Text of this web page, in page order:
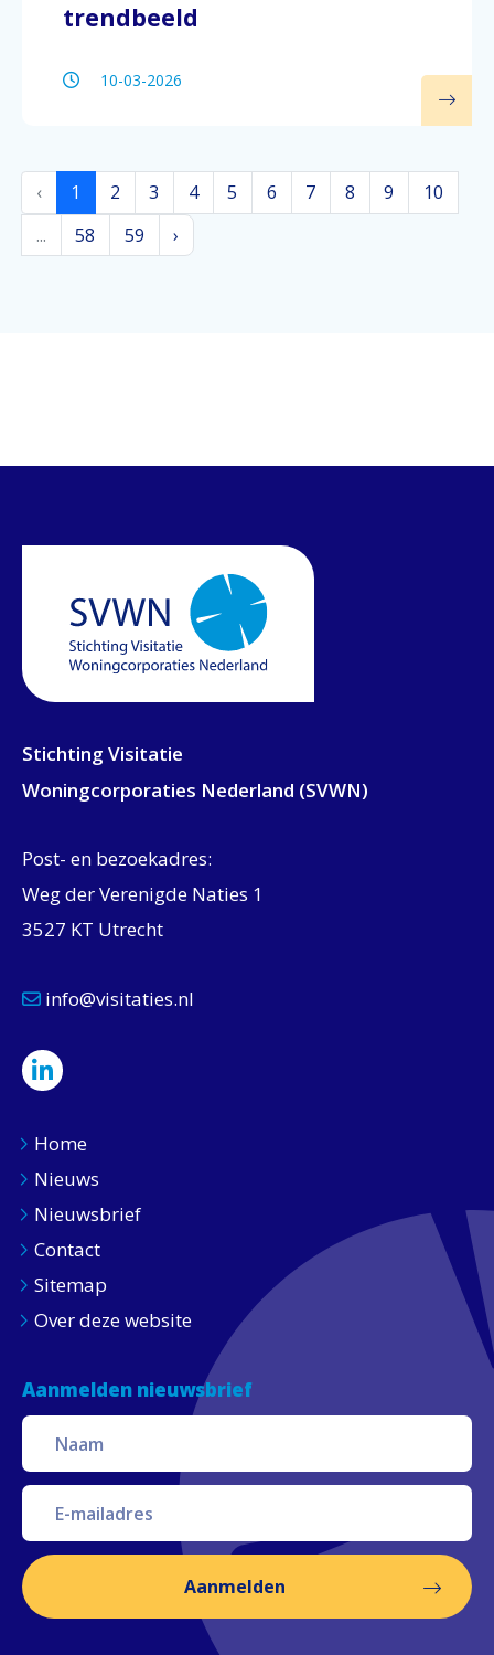
trendbeeld
10-03-2026
‹ 1 2 3 4 5 6 7 8 9
10
...
58 59 ›
Stichting Visitatie
Woningcorporaties Nederland (SVWN)
Post- en bezoekadres:
Weg der Verenigde Naties 1
3527 KT Utrecht
info@visitaties.nl
Home
Nieuws
Nieuwsbrief
Contact
Sitemap
Over deze website
Aanmelden nieuwsbrief
Aanmelden